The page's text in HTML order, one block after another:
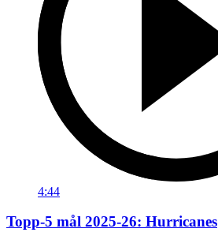
4:44
Topp-5 mål 2025-26: Hurricanes